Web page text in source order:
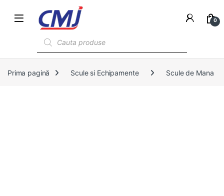
0
Prima pagină Scule si Echipamente Scule de Mana